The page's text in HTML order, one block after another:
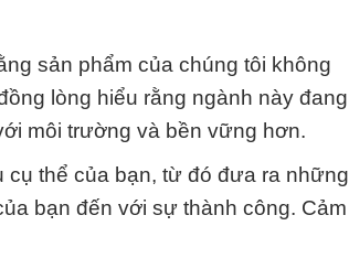
sản phẩm của chúng tôi không
lòng hiểu rằng ngành này đang
môi trường và bền vững hơn.
cụ thể của bạn, từ đó đưa ra những
bạn đến với sự thành công. Cảm